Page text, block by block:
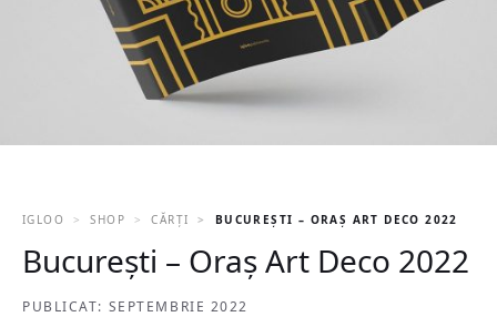
IGLOO SHOP CĂRȚI BUCUREȘTI – ORAȘ ART DECO 2022
București – Oraș Art Deco 2022
PUBLICAT: SEPTEMBRIE 2022